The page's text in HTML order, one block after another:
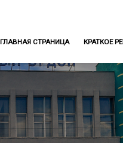
ГЛАВНАЯ СТРАНИЦА КРАТКОЕ